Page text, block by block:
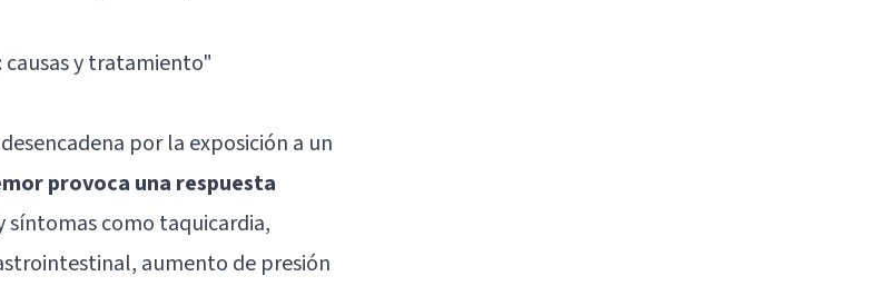
y tratamiento"
por la exposición a un
provoca una respuesta
síntomas como taquicardia,
aumento de presión